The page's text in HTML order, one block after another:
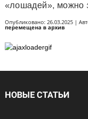
«лошадей», можно
Опубликовано: 26.03.2025 |
перемещена в архив
НОВЫЕ СТАТЬИ